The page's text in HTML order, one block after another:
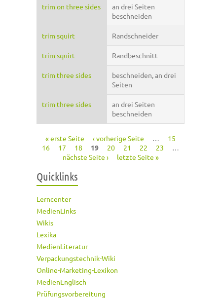
trim on three sides
an drei Seiten
beschneiden
trim squirt Randschneider
trim squirt Randbeschnitt
trim three sides
beschneiden, an drei
Seiten
trim three sides
an drei Seiten
beschneiden
Seiten
« erste Seite ‹ vorherige Seite …
15
16
17 18 19 20 21 22 23
…
nächste Seite ›
letzte Seite »
Quicklinks
Lerncenter
MedienLinks
Wikis
Lexika
MedienLiteratur
Verpackungstechnik-Wiki
Online-Marketing-Lexikon
MedienEnglisch
Prüfungsvorbereitung